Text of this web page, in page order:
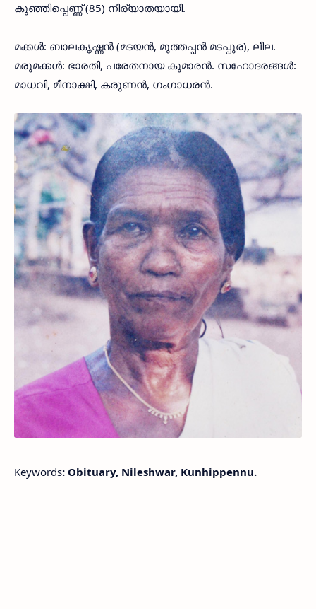
കുഞ്ഞിപ്പെണ്ണ് (85) നിര്യാതയായി.
മക്കള്‍: ബാലകൃഷ്ണന്‍ (മടയന്‍, മുത്തപ്പന്‍ മടപ്പുര), ലീല.
മരുമക്കള്‍: ഭാരതി, പരേതനായ കുമാരന്‍. സഹോദരങ്ങള്‍:
മാധവി, മീനാക്ഷി, കരുണന്‍, ഗംഗാധരന്‍.
Keywords: Obituary, Nileshwar, Kunhippennu.